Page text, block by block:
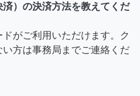
）の決済方法を教えてくだ
がご利用いただけます。ク
方は事務局までご連絡くだ